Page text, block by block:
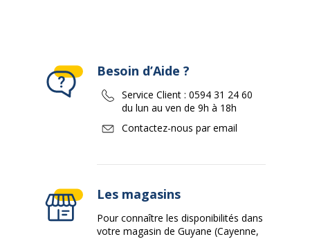
Besoin d’Aide ?
Service Client : 0594 31 24 60
du lun au ven de 9h à 18h
Contactez-nous par email
Les magasins
Pour connaître les disponibilités dans
votre magasin de Guyane (Cayenne,